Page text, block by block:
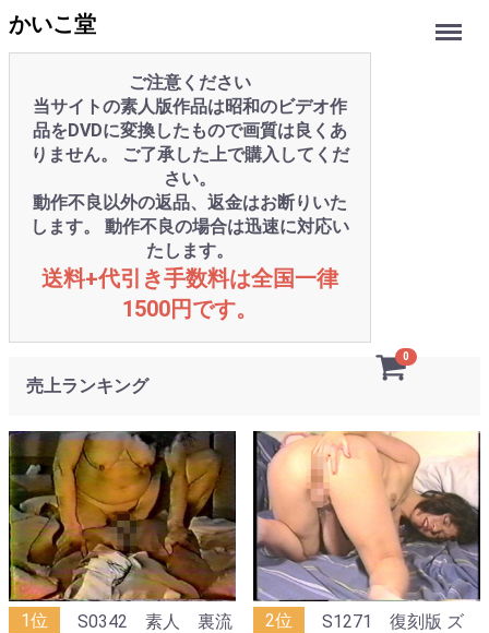
かいこ堂
ご注意ください
当サイトの素人版作品は昭和のビデオ作
品をDVDに変換したもので画質は良くあ
りません。 ご了承した上で購入してくだ
さい。
動作不良以外の返品、返金はお断りいた
します。 動作不良の場合は迅速に対応い
たします。
送料+代引き手数料は全国一律
1500円です。
Menu
0
売上ランキング
1位
S0342 素人 裏流
2位
S1271 復刻版 ズ